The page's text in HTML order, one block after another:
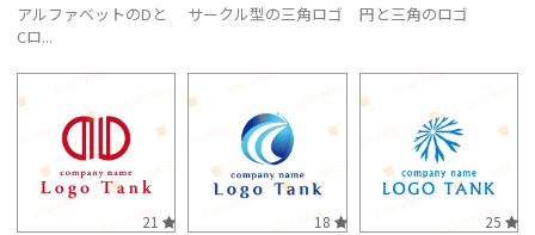
アルファベットのDと
Cロ...
サークル型の三角ロゴ 円と三角のロゴ
21 18 25